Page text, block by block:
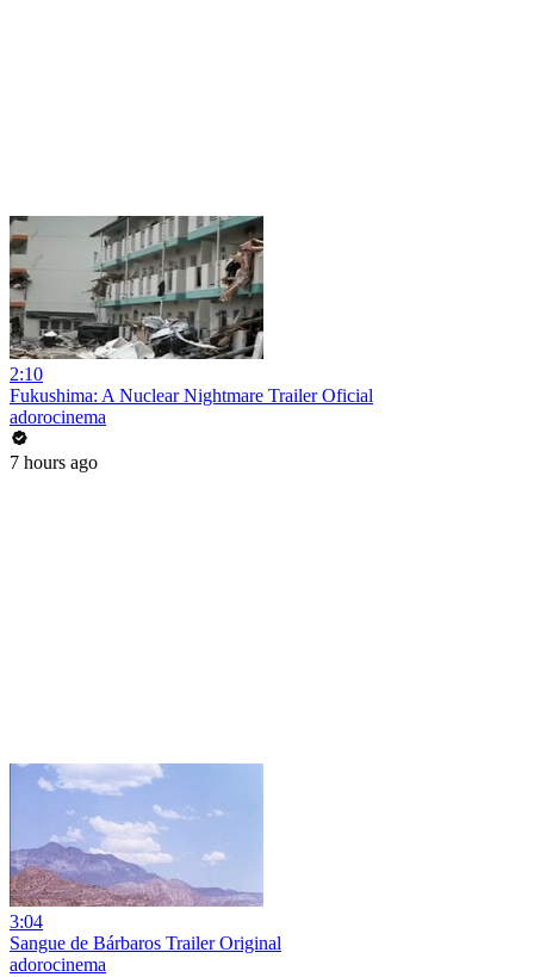
2:10
Fukushima: A Nuclear Nightmare Trailer Oficial
adorocinema
7 hours ago
3:04
Sangue de Bárbaros Trailer Original
adorocinema